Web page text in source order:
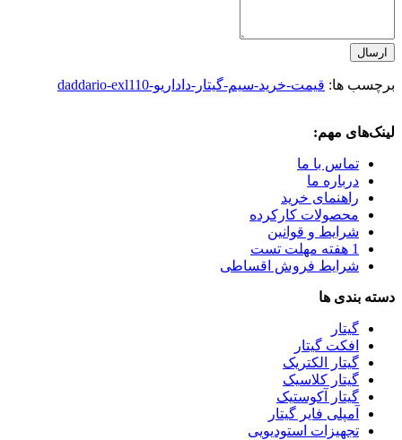
ارسال
برچسب ها: قیمت-خرید-سیم-گیتار-داداریو-daddario-exl110
لینک‌های مهم:
تماس با ما
درباره ما
راهنمای خرید
محصولات کارکرده
شرایط و قوانین
1 هفته مهلت تست
شرایط فروش اقساطی
دسته بندی ها
گیتار
افکت گیتار
گیتار الکتریک
گیتار کلاسیک
گیتار آکوستیک
آمپلی فایر گیتار
تجهیزات استودیویی